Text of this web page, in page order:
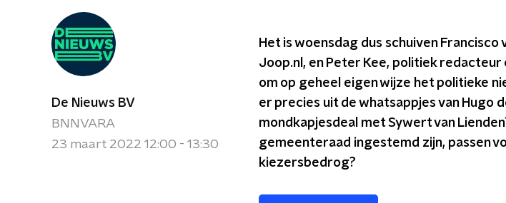
De Nieuws BV
BNNVARA
23 maart 2022 12:00 - 13:30
Het is woensdag dus schuiven
Joop.nl, en Peter Kee, politiek redacteur
om op geheel eigen wijze het politieke
er precies uit de whatsappjes van Hugo
mondkapjesdeal met Sywert van
gemeenteraad ingestemd zijn, passen
kiezersbedrog?